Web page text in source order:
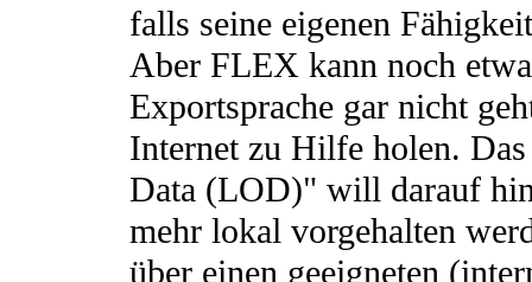
falls seine eigenen
Aber FLEX kann noch
Exportsprache gar nicht
Internet zu Hilfe holen.
Data (LOD)" will darauf
mehr lokal vorgehalten
über einen geeigneten